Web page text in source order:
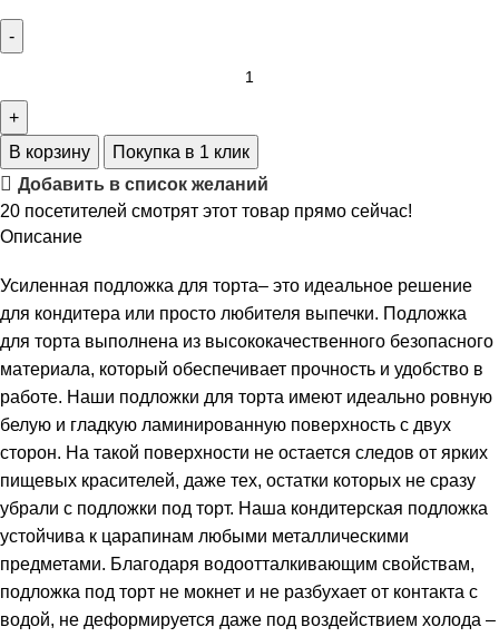
В корзину
Покупка в 1 клик
Добавить в список желаний
20 посетителей смотрят этот товар прямо сейчас!
Описание
Усиленная подложка для торта– это идеальное решение
для кондитера или просто любителя выпечки. Подложка
для торта выполнена из высококачественного безопасного
материала, который обеспечивает прочность и удобство в
работе. Наши подложки для торта имеют идеально ровную
белую и гладкую ламинированную поверхность с двух
сторон. На такой поверхности не остается следов от ярких
пищевых красителей, даже тех, остатки которых не сразу
убрали с подложки под торт. Наша кондитерская подложка
устойчива к царапинам любыми металлическими
предметами. Благодаря водоотталкивающим свойствам,
подложка под торт не мокнет и не разбухает от контакта с
водой, не деформируется даже под воздействием холода –